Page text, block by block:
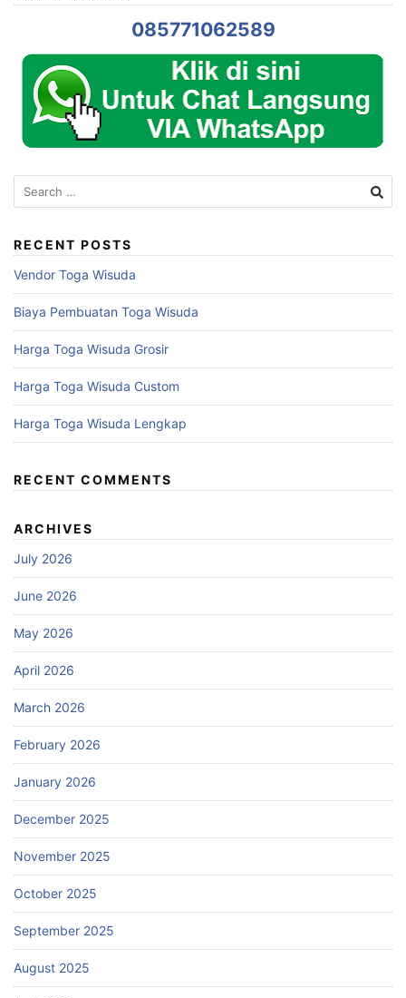
085771062589
Search
for:
RECENT POSTS
Vendor Toga Wisuda
Biaya Pembuatan Toga Wisuda
Harga Toga Wisuda Grosir
Harga Toga Wisuda Custom
Harga Toga Wisuda Lengkap
RECENT COMMENTS
ARCHIVES
July 2026
June 2026
May 2026
April 2026
March 2026
February 2026
January 2026
December 2025
November 2025
October 2025
September 2025
August 2025